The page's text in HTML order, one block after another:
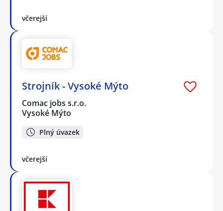
včerejší
Strojník - Vysoké Mýto
Comac jobs s.r.o.
Vysoké Mýto
Plný úvazek
včerejší